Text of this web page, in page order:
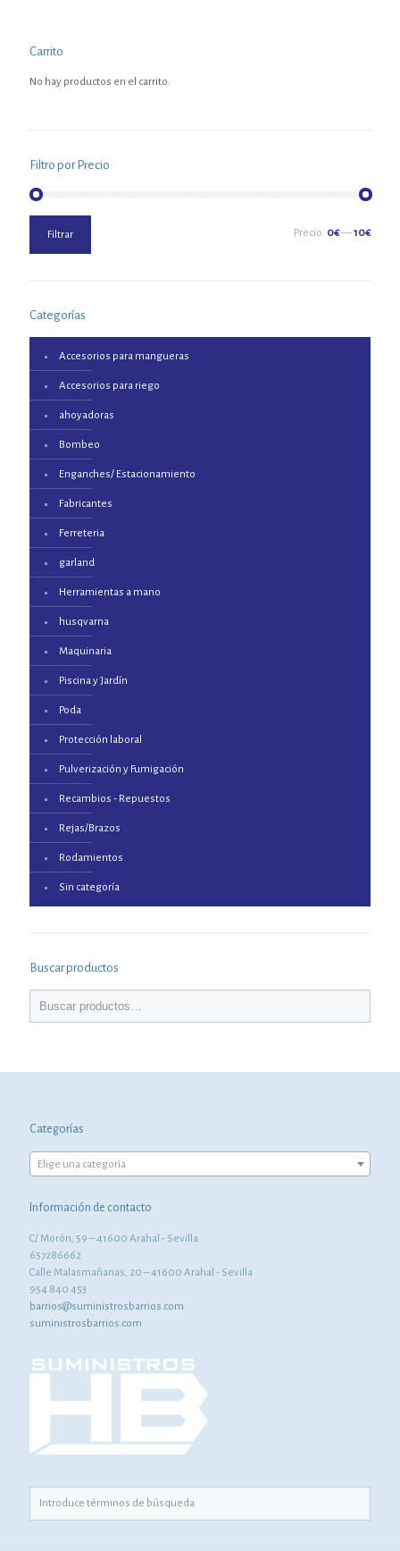
Carrito
No hay productos en el carrito.
Filtro por Precio
mínimo
máximo
Filtrar Precio: 0€—10€
Categorías
Accesorios para mangueras
Accesorios para riego
ahoyadoras
Bombeo
Enganches/ Estacionamiento
Fabricantes
Ferreteria
garland
Herramientas a mano
husqvarna
Maquinaria
Piscina y Jardín
Poda
Protección laboral
Pulverización y Fumigación
Recambios - Repuestos
Rejas/Brazos
Rodamientos
Sin categoría
Buscar productos
Categorías
Elige una categoría
Información de contacto
C/ Morón, 59 – 41600 Arahal - Sevilla
657286662
Calle Malasmañanas, 20 – 41600 Arahal - Sevilla
954 840 453
barrios@suministrosbarrios.com
suministrosbarrios.com